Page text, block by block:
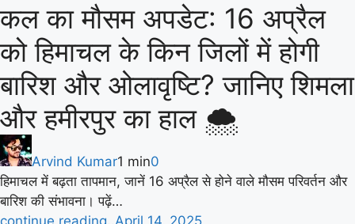
कल का मौसम अपडेट: 16 अप्रैल
को हिमाचल के किन जिलों में होगी
बारिश और ओलावृष्टि? जानिए शिमला
और हमीरपुर का हाल 🌨️
Arvind Kumar1 min0
हिमाचल में बढ़ता तापमान, जानें 16 अप्रैल से होने वाले मौसम परिवर्तन और
बारिश की संभावना। पढ़ें…
continue reading..April 14, 2025